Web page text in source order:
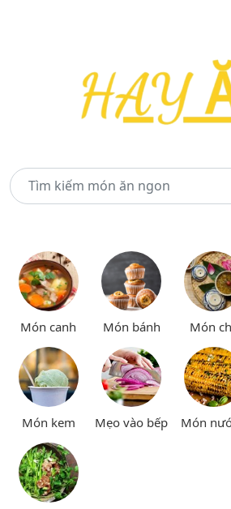
Món canh Món bánh Món
Món kem Mẹo vào bếp Món